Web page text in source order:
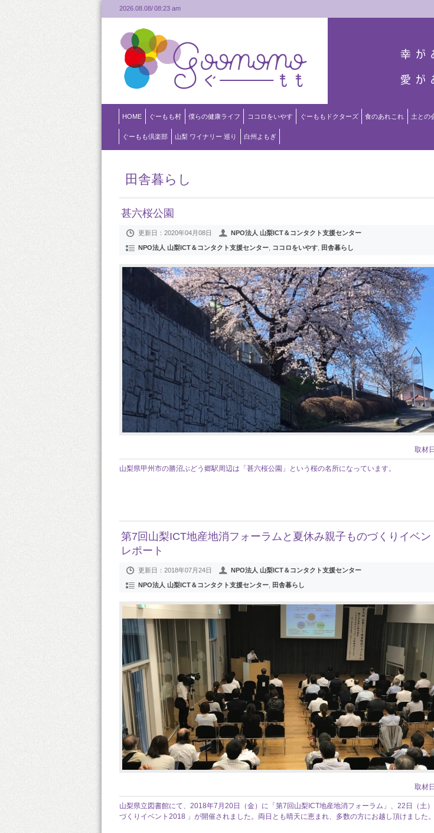
2026.08.08/08:23 am
HOME ぐーもも村 僕らの健康ライフ ココロをいやす ぐーももドクターズ 食のあれこれ 土との
ぐーもも倶楽部 山梨 ワイナリー 巡り 白州よもぎ
田舎暮らし
甚六桜公園
更新日： 2020年04月08日 NPO法人 山梨ICT＆コンタクト支援センター
NPO法人 山梨ICT＆コンタクト支援センター ココロをいやす 田舎暮らし
取材
山梨県甲州市の勝沼ぶどう郷駅周辺は「甚六桜公園」という桜の名所になっています。
第7回山梨ICT地産地消フォーラムと夏休み親子ものづくりイベ
レポート
更新日： 2018年07月24日 NPO法人 山梨ICT＆コンタクト支援センター
NPO法人 山梨ICT＆コンタクト支援センター 田舎暮らし
取材
山梨県立図書館にて、2018年7月20日（金）に「第7回山梨ICT地産地消フォーラム」、22日（土
づくりイベント2018 」が開催されました。両日とも晴天に恵まれ、多数の方にお越し頂けました。